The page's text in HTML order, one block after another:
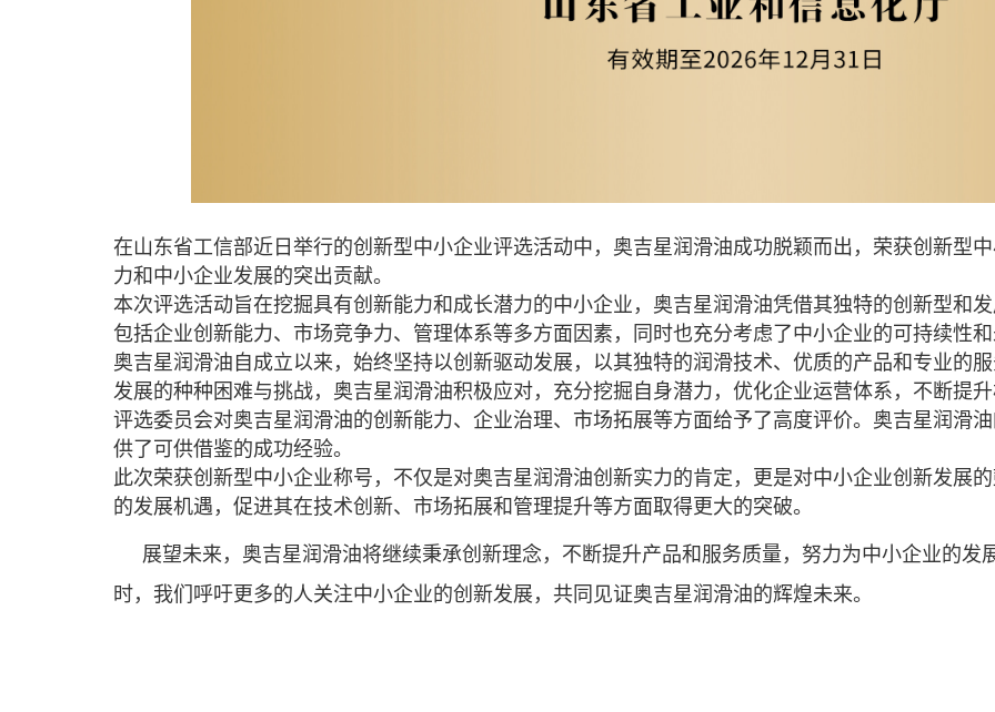
在山东省工信部近日举行的创新型中小企业评选活动中，奥吉星润滑油成功脱颖而出，荣获创新型
力和中小企业发展的突出贡献。
本次评选活动旨在挖掘具有创新能力和成长潜力的中小企业，奥吉星润滑油凭借其独特的创新型和
包括企业创新能力、市场竞争力、管理体系等多方面因素，同时也充分考虑了中小企业的可持续性
奥吉星润滑油自成立以来，始终坚持以创新驱动发展，以其独特的润滑技术、优质的产品和专业的
发展的种种困难与挑战，奥吉星润滑油积极应对，充分挖掘自身潜力，优化企业运营体系，不断提
评选委员会对奥吉星润滑油的创新能力、企业治理、市场拓展等方面给予了高度评价。奥吉星润滑
供了可供借鉴的成功经验。
此次荣获创新型中小企业称号，不仅是对奥吉星润滑油创新实力的肯定，更是对中小企业创新发展
的发展机遇，促进其在技术创新、市场拓展和管理提升等方面取得更大的突破。
展望未来，奥吉星润滑油将继续秉承创新理念，不断提升产品和服务质量，努力为中小企业的发
时，我们呼吁更多的人关注中小企业的创新发展，共同见证奥吉星润滑油的辉煌未来。